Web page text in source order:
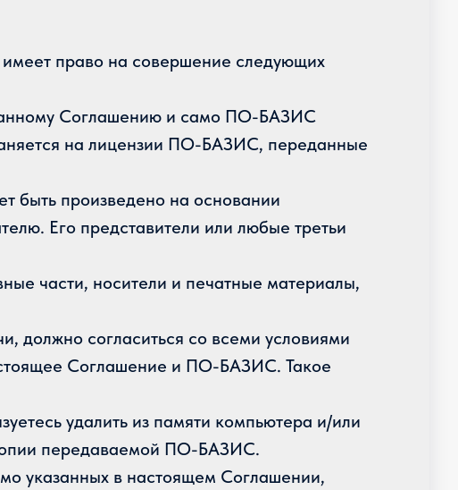
право на совершение следующих
Соглашению и само ПО-БАЗИС
на лицензии ПО-БАЗИС, переданные
быть произведено на основании
Его представители или любые третьи
части, носители и печатные материалы,
согласиться со всеми условиями
Соглашение и ПО-БАЗИС. Такое
удалить из памяти компьютера и/или
передаваемой ПО-БАЗИС.
указанных в настоящем Соглашении,